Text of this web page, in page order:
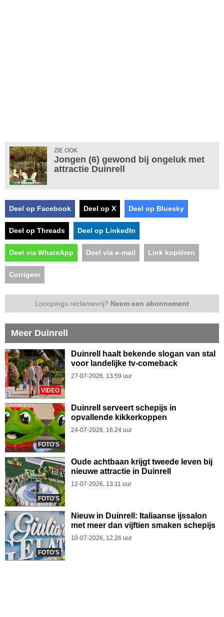
ZIE OOK
Jongen (6) gewond bij ongeluk met
attractie Duinrell
Deel op Facebook Deel op X Deel op Bluesky
Deel op Threads Deel op LinkedIn
Deel via WhatsApp Deel via e-mail Link kopiëren
Corrigeer
Looopings reclamevrij? Neem een abonnement
Meer Duinrell
VIDEO
Duinrell haalt bekende slogan van stal
voor landelijke tv-comeback
27-07-2026, 13.59 uur
FOTO'S
Duinrell serveert schepijs in
opvallende kikkerkoppen
24-07-2026, 16.24 uur
FOTO'S
Oude achtbaan krijgt tweede leven bij
nieuwe attractie in Duinrell
12-07-2026, 13.11 uur
FOTO'S
Nieuw in Duinrell: Italiaanse ijssalon
met meer dan vijftien smaken schepijs
10-07-2026, 12.26 uur